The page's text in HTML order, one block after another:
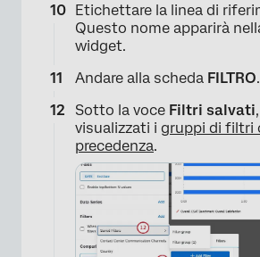
Etichettare la linea di
Questo nome apparirà
widget.
Andare alla scheda FILTRO.
Sotto la voce Filtri salvati
visualizzati i gruppi di filtri
precedenza.